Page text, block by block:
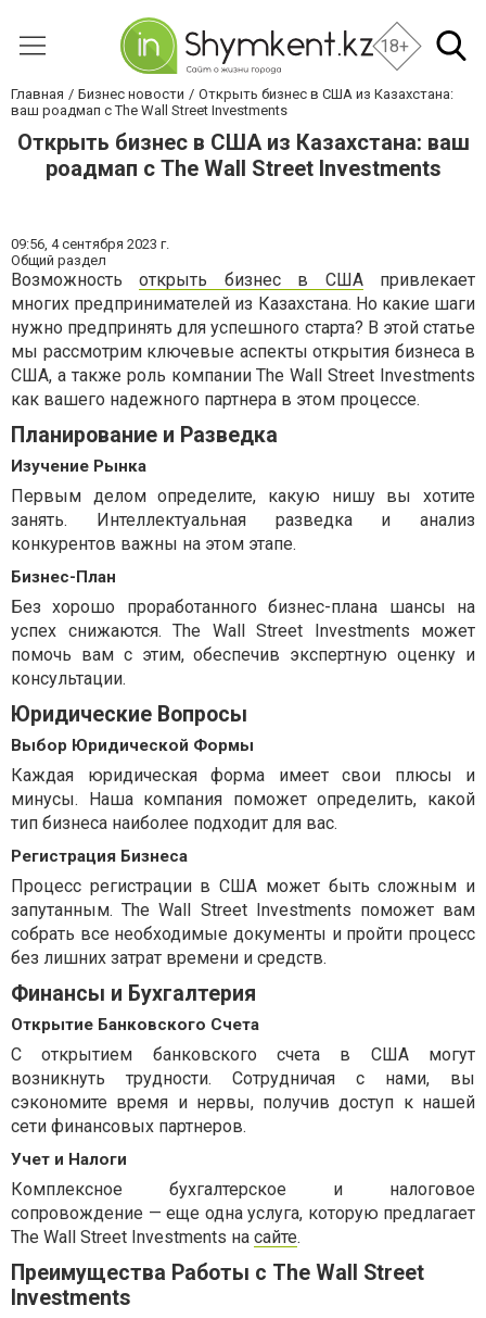
18+
Главная Бизнес новости
Открыть бизнес в США из Казахстана:
ваш роадмап с The Wall Street Investments
Открыть бизнес в США из Казахстана: ваш
роадмап с The Wall Street Investments
09:56, 4 сентября 2023 г.
Общий раздел
Возможностьоткрыть бизнес в СШАпривлекает
многих предпринимателей из Казахстана. Но какие шаги
нужно предпринять для успешного старта? В этой статье
мы рассмотрим ключевые аспекты открытия бизнеса в
США, а также роль компании The Wall Street Investments
как вашего надежного партнера в этом процессе.
Планирование и Разведка
Изучение Рынка
Первым делом определите, какую нишу вы хотите
занять. Интеллектуальная разведка и анализ
конкурентов важны на этом этапе.
Бизнес-План
Без хорошо проработанного бизнес-плана шансы на
успех снижаются. The Wall Street Investments может
помочь вам с этим, обеспечив экспертную оценку и
консультации.
Юридические Вопросы
Выбор Юридической Формы
Каждая юридическая форма имеет свои плюсы и
минусы. Наша компания поможет определить, какой
тип бизнеса наиболее подходит для вас.
Регистрация Бизнеса
Процесс регистрации в США может быть сложным и
запутанным. The Wall Street Investments поможет вам
собрать все необходимые документы и пройти процесс
без лишних затрат времени и средств.
Финансы и Бухгалтерия
Открытие Банковского Счета
С открытием банковского счета в США могут
возникнуть трудности. Сотрудничая с нами, вы
сэкономите время и нервы, получив доступ к нашей
сети финансовых партнеров.
Учет и Налоги
Комплексное бухгалтерское и налоговое
сопровождение — еще одна услуга, которую предлагает
The Wall Street Investments на сайте.
Преимущества Работы с The Wall Street
Investments